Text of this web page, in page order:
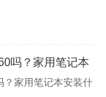
吗？家用笔记本
？家用笔记本安装什